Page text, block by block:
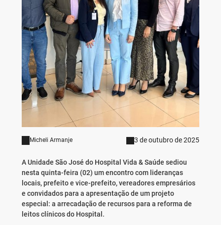
Micheli Armanje 3 de outubro de 2025
A Unidade São José do Hospital Vida & Saúde sediou
nesta quinta-feira (02) um encontro com lideranças
locais, prefeito e vice-prefeito, vereadores empresários
e convidados para a apresentação de um projeto
especial: a arrecadação de recursos para a reforma de
leitos clínicos do Hospital.